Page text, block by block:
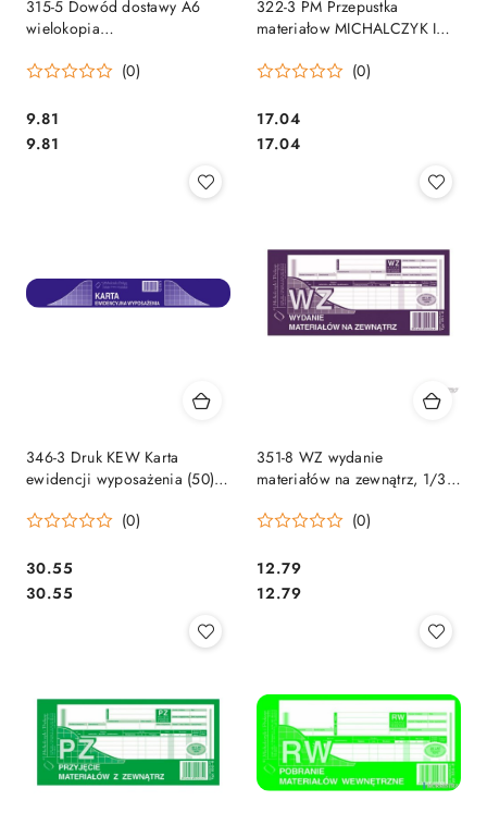
315-5 Dowód dostawy A6
wielokopia
(0)
Cena:
9.81
Cena:
9.81
322-3 PM Przepustka
materiałow MICHALCZYK I
(0)
Cena:
17.04
Cena:
17.04
346-3 Druk KEW Karta
ewidencji wyposażenia (50)
(0)
Cena:
30.55
Cena:
30.55
351-8 WZ wydanie
materiałów na zewnątrz, 1/3
MICHALCZYK&PROKOP
(0)
Cena:
12.79
Cena:
12.79